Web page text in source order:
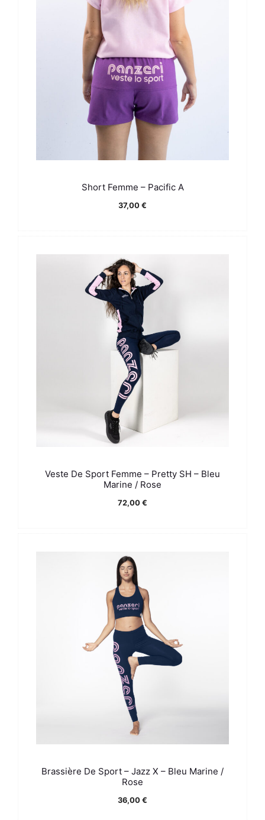
Short Femme – Pacific A
37,00 €
Veste De Sport Femme – Pretty SH – Bleu
Marine / Rose
72,00 €
Brassière De Sport – Jazz X – Bleu Marine /
Rose
36,00 €